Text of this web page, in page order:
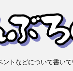
トなどについて書い